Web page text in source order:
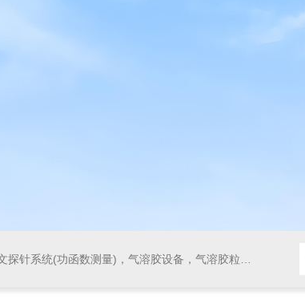
沉积系统(PECVD)，原子层沉积系统(ALD)，快速退火炉，气溶胶发生器，稀释器，滤料测试系统